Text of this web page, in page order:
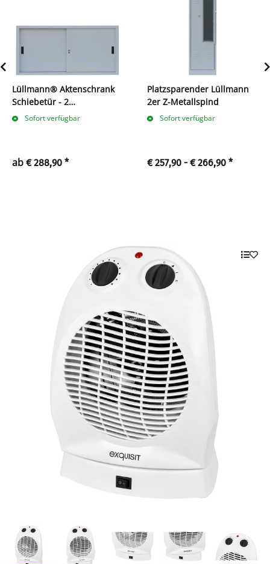
Lüllmann® Aktenschrank
Schiebetür - 2
Ordnerhöhen - B 160 cm
Sofort verfügbar
ab € 288,90 *
Platzsparender Lüllmann
2er Z-Metallspind
Sofort verfügbar
€ 257,90 -€ 266,90 *